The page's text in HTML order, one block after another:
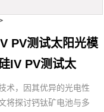
PV测试太阳光模
IV PV测试太
术，因其优异的光电性
将探讨钙钛矿电池与多